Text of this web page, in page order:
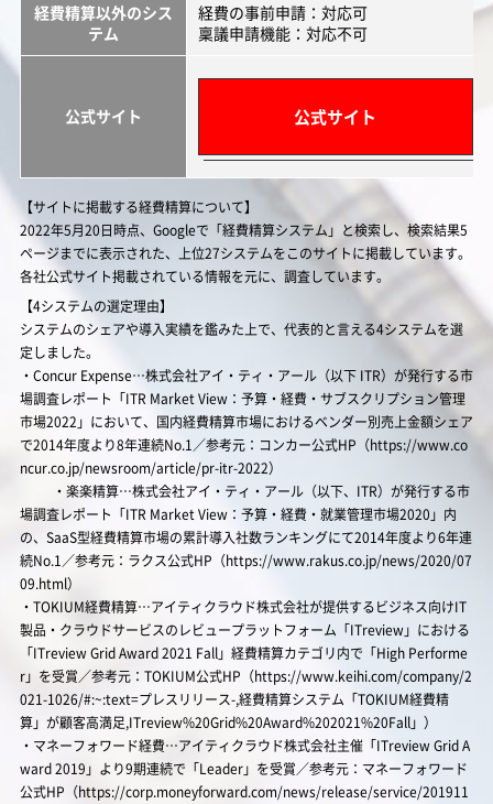
経費精算以外のシス
テム
経費の事前申請：対応可
稟議申請機能：対応不可
公式サイト 公式サイト
【サイトに掲載する経費精算について】
2022年5月20日時点、Googleで「経費精算システム」と検索し、検索結果5
ページまでに表示された、上位27システムをこのサイトに掲載しています。
各社公式サイト掲載されている情報を元に、調査しています。
【4システムの選定理由】
システムのシェアや導入実績を鑑みた上で、代表的と言える4システムを選
定しました。
・Concur Expense…株式会社アイ・ティ・アール（以下 ITR）が発行する市
場調査レポート「ITR Market View：予算・経費・サブスクリプション管理
市場2022」において、国内経費精算市場におけるベンダー別売上金額シェア
で2014年度より8年連続No.1／参考元：コンカー公式HP（https://www.co
ncur.co.jp/newsroom/article/pr-itr-2022）
・楽楽精算…株式会社アイ・ティ・アール（以下、ITR）が発行する市
場調査レポート「ITR Market View：予算・経費・就業管理市場2020」内
の、SaaS型経費精算市場の累計導入社数ランキングにて2014年度より6年連
続No.1／参考元：ラクス公式HP（https://www.rakus.co.jp/news/2020/07
09.html）
・TOKIUM経費精算…アイティクラウド株式会社が提供するビジネス向けIT
製品・クラウドサービスのレビュープラットフォーム「ITreview」における
「ITreview Grid Award 2021 Fall」経費精算カテゴリ内で「High Performe
r」を受賞／参考元：TOKIUM公式HP（https://www.keihi.com/company/2
021-1026/#:~:text=プレスリリース-,経費精算システム「TOKIUM経費精
算」が顧客高満足,ITreview%20Grid%20Award%202021%20Fall」）
・マネーフォワード経費…アイティクラウド株式会社主催「ITreview Grid A
ward 2019」より9期連続で「Leader」を受賞／参考元：マネーフォワード
公式HP（https://corp.moneyforward.com/news/release/service/201911